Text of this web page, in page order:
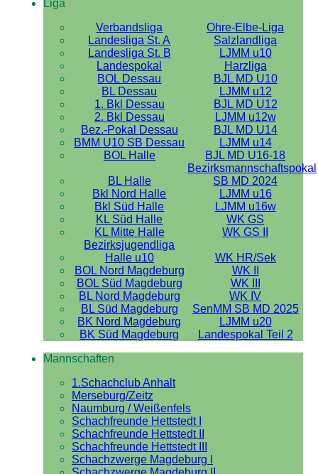
Liga
Verbandsliga
Ohre-Elbe-Liga
Landesliga St. A
Salzlandliga
Landesliga St. B
LJMM u10
Landespokal
Harzliga
BOL Dessau
BJL MD U10
BL Dessau
LJMM u12
1. Bkl Dessau
BJL MD U12
2. Bkl Dessau
LJMM u12w
Bez.-Pokal Dessau
BJL MD U14
BMM U10 SB Dessau
LJMM u14
BOL Halle
BJL MD U16-18
BL Halle
Bezirksmannschaftspokal
SB MD 2024
Bkl Nord Halle
LJMM u16
Bkl Süd Halle
LJMM u16w
KL Süd Halle
WK GS
KL Mitte Halle
WK GS II
Bezirksjugendliga
Halle u10
WK HR/Sek
BOL Nord Magdeburg
WK II
BOL Süd Magdeburg
WK III
BL Nord Magdeburg
WK IV
BL Süd Magdeburg
SenMM SB MD 2025
BK Nord Magdeburg
LJMM u20
BK Süd Magdeburg
Landespokal Teil 2
Mannschaften
1.Schachclub Anhalt
Merseburg/Zeitz
Naumburg / Weißenfels
Schachfreunde Hettstedt I
Schachfreunde Hettstedt II
Schachfreunde Hettstedt III
Schachzwerge Magdeburg I